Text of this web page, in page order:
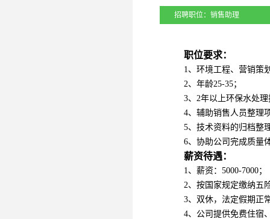
招聘职位： 销售助理
职位要求：
1、环境工程、营销策
2、年龄25-35；
3、2年以上环保水处
4、辅助销售人员整理
5、技术资料的归档整
6、协助公司完成质量
薪资待遇：
1、薪资：5000-7000；
2、按国家规定缴纳五
3、双休，法定假期正
4、公司提供免费住宿